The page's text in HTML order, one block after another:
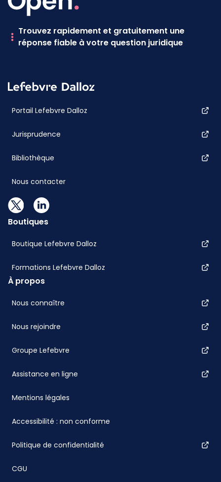
Trouvez rapidement et gratuitement une
réponse fiable à votre question juridique
Portail Lefebvre Dalloz
Jurisprudence
Bibliothèque
Nous contacter
Boutiques
Boutique Lefebvre Dalloz
Formations Lefebvre Dalloz
À propos
Nous connaître
Nous rejoindre
Groupe Lefebvre
Assistance en ligne
Mentions légales
Accessibilité : non conforme
Politique de confidentialité
CGU